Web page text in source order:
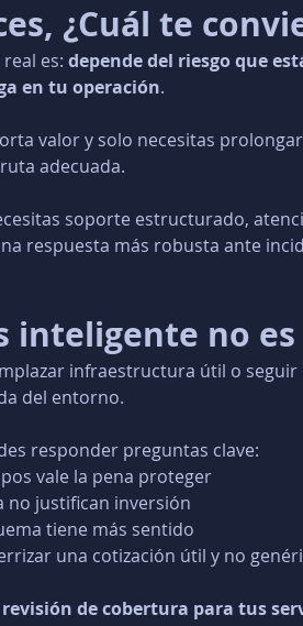
¿Cuál te
es: depende del riesgo que
en tu operación.
valor y solo necesitas
adecuada.
soporte estructurado,
respuesta más robusta ante
inteligente no
infraestructura útil o
del entorno.
responder preguntas clave:
vale la pena proteger
no justifican inversión
tiene más sentido
una cotización útil y no
de cobertura para tus